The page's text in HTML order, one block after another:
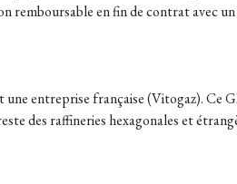
remboursable en fin de contrat avec
entreprise française (Vitogaz). Ce
des raffineries hexagonales et